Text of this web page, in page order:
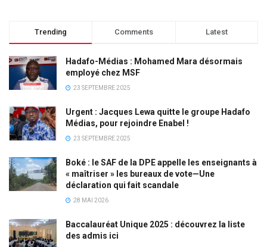
Trending Comments Latest
Hadafo-Médias : Mohamed Mara désormais
employé chez MSF
23 SEPTEMBRE 2025
Urgent : Jacques Lewa quitte le groupe Hadafo
Médias, pour rejoindre Enabel !
23 SEPTEMBRE 2025
Boké : le SAF de la DPE appelle les enseignants à
« maîtriser » les bureaux de vote—Une
déclaration qui fait scandale
28 MAI 2026
Baccalauréat Unique 2025 : découvrez la liste
des admis ici